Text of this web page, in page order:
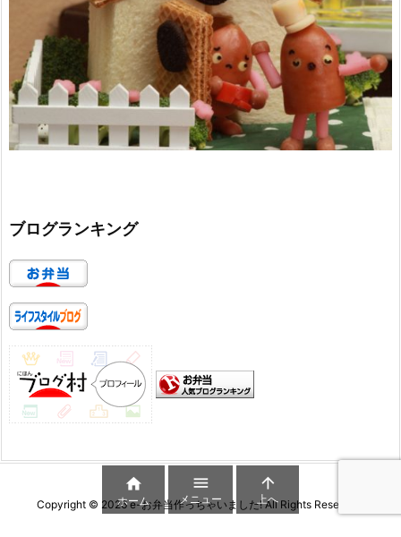
ブログランキング
Copyright © 2026 e-お弁当作っちゃいました!All Rights Reserved.

ホーム

メニュー

上へ